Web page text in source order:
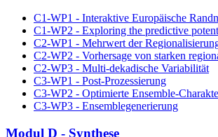
C1-WP1 - Interaktive Europäische
C1-WP2 - Exploring the predictive
C2-WP1 - Mehrwert der
C2-WP2 - Vorhersage von starken
C2-WP3 - Multi-dekadische Variabilität
C3-WP1 - Post-Prozessierung
C3-WP2 - Optimierte Ensemble-
C3-WP3 - Ensemblegenerierung
Modul D - Synthese